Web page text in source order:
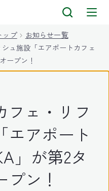
ップ
お知らせ一覧
ュ施設「エアポートカフェ
ープン！
フェ・リフ
エアポート
」が第2タ
ン！